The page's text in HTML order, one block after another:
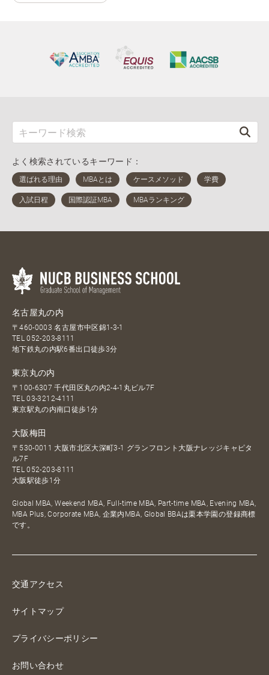
よく検索されているキーワード：
名古屋丸の内
〒460-0003 名古屋市中区錦1-3-1
TEL052-203-8111
地下鉄丸の内駅6番出口徒歩3分
東京丸の内
〒100-6307 千代田区丸の内2-4-1丸ビル7F
TEL03-3212-4111
東京駅丸の内南口徒歩1分
大阪梅田
〒530-0011 大阪市北区大深町3-1 グランフロント大阪ナレッジキャピタ
ル7F
TEL052-203-8111
大阪駅徒歩1分
Global MBA, Weekend MBA, Full-time MBA, Part-time MBA, Evening MBA,
MBA Plus, Corporate MBA, 企業内MBA, Global BBAは栗本学園の登録商標
です。
交通アクセス
サイトマップ
プライバシーポリシー
お問い合わせ